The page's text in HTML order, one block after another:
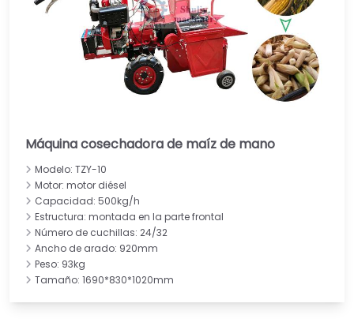
Máquina cosechadora de maíz de mano
Modelo: TZY-10
Motor: motor diésel
Capacidad: 500kg/h
Estructura: montada en la parte frontal
Número de cuchillas: 24/32
Ancho de arado: 920mm
Peso: 93kg
Tamaño: 1690*830*1020mm